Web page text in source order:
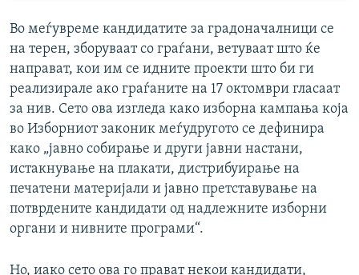
Во меѓувреме кандидатите за градоначалници се
на терен, зборуваат со граѓани, ветуваат што ќе
направат, кои им се идните проекти што би ги
реализирале ако граѓаните на 17 октомври гласаат
за нив. Сето ова изгледа како изборна кампања која
во Изборниот законик меѓудругото се дефинира
како „јавно собирање и други јавни настани,
истакнување на плакати, дистрибуирање на
печатени материјали и јавно претставување на
потврдените кандидати од надлежните изборни
органи и нивните програми“.
Но, иако сето ова го прават некои кандидати,